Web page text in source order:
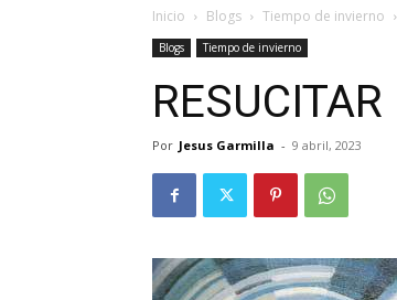
Inicio Blogs Tiempo de invierno
Blogs Tiempo de invierno
RESUCITAR
Por Jesus Garmilla - 9 abril, 2023